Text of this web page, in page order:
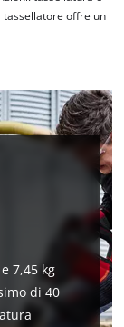
tassellatore offre un
7,45 kg
di 40